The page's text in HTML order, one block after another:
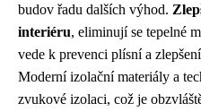
budov řadu dalších výhod.
interiéru, eliminují se tepelné
vede k prevenci plísní a
Moderní izolační materiály a
zvukové izolaci, což je